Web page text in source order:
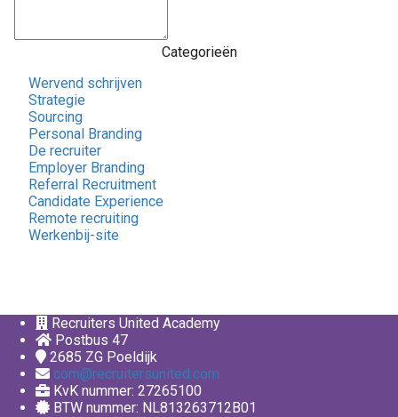
Categorieën
Wervend schrijven
Strategie
Sourcing
Personal Branding
De recruiter
Employer Branding
Referral Recruitment
Candidate Experience
Remote recruiting
Werkenbij-site
Recruiters United Academy
Postbus 47
2685 ZG Poeldijk
com@recruitersunited.com
KvK nummer: 27265100
BTW nummer: NL813263712B01